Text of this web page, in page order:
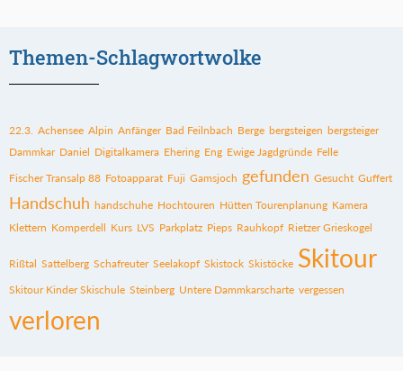
Themen-Schlagwortwolke
22.3. Achensee Alpin Anfänger Bad Feilnbach Berge bergsteigen bergsteiger
Dammkar Daniel Digitalkamera Ehering Eng Ewige Jagdgründe Felle
Fischer Transalp 88 Fotoapparat Fuji Gamsjoch gefunden Gesucht Guffert
Handschuh handschuhe Hochtouren Hütten Tourenplanung Kamera
Klettern Komperdell Kurs LVS Parkplatz Pieps Rauhkopf Rietzer Grieskogel
Rißtal Sattelberg Schafreuter Seelakopf Skistock Skistöcke Skitour
Skitour Kinder Skischule Steinberg Untere Dammkarscharte vergessen
verloren